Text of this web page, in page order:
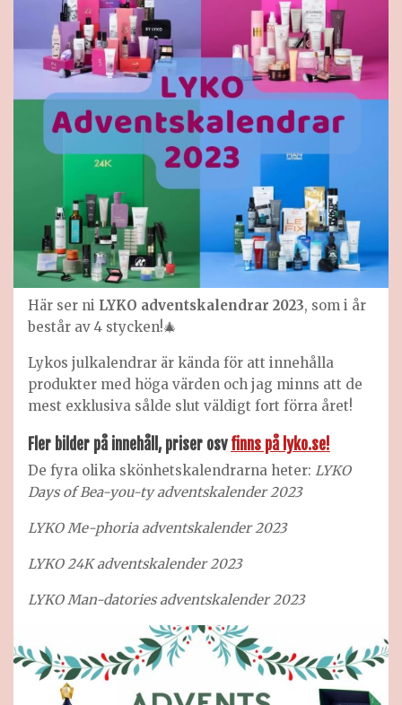
Här ser ni LYKO adventskalendrar 2023, som i år
består av 4 stycken!🎄
Lykos julkalendrar är kända för att innehålla
produkter med höga värden och jag minns att de
mest exklusiva sålde slut väldigt fort förra året!
Fler bilder på innehåll, priser osvfinns på lyko.se!
De fyra olika skönhetskalendrarna heter: LYKO
Days of Bea-you-ty adventskalender 2023
LYKO Me-phoria adventskalender 2023
LYKO 24K adventskalender 2023
LYKO Man-datories adventskalender 2023